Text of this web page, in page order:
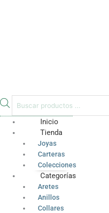
Inicio
Tienda
Joyas
Carteras
Colecciones
Categorías
Aretes
Anillos
Collares